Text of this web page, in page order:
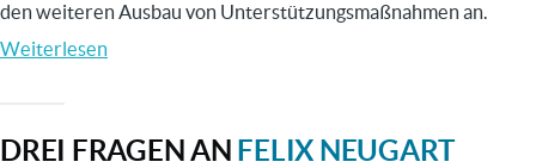
den weiteren Ausbau von Unterstützungsmaßnahmen an.
Weiterlesen
eine
DREI FRAGEN AN FELIX NEUGART